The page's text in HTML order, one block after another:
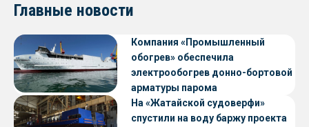
Главные новости
Компания «Промышленный
обогрев» обеспечила
электрообогрев донно-бортовой
арматуры парома
«Петропавловск» проекта CNF22
На «Жатайской судоверфи»
спустили на воду баржу проекта